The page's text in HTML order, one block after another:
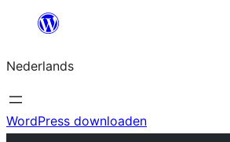
de
inhoud
Nederlands
WordPress downloaden